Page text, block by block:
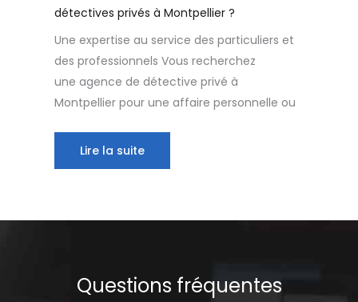
détectives privés à Montpellier ?
Une expertise au service des particuliers et
des professionnels Vous recherchez
une agence de détective privé à
Montpellier pour une affaire personnelle ou
Lire la suite
Questions fréquentes